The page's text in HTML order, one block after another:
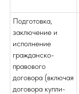
Подготовка,
заключение и
исполнение
гражданско-
правового
договора (включая
договора купли-